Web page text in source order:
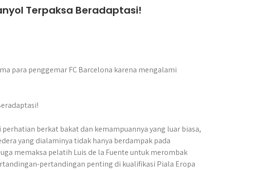
Terpaksa Beradaptasi!
para penggemar FC Barcelona karena mengalami
berkat bakat dan kemampuannya yang luar biasa,
yang dialaminya tidak hanya berdampak pada
memaksa pelatih Luis de la Fuente untuk merombak
pertandingan penting di kualifikasi Piala Eropa